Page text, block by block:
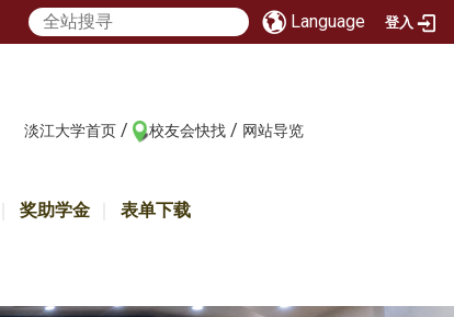
Language 登入
淡江大学首页 / 校友会快找 / 网站导览
奖助学金 表单下载